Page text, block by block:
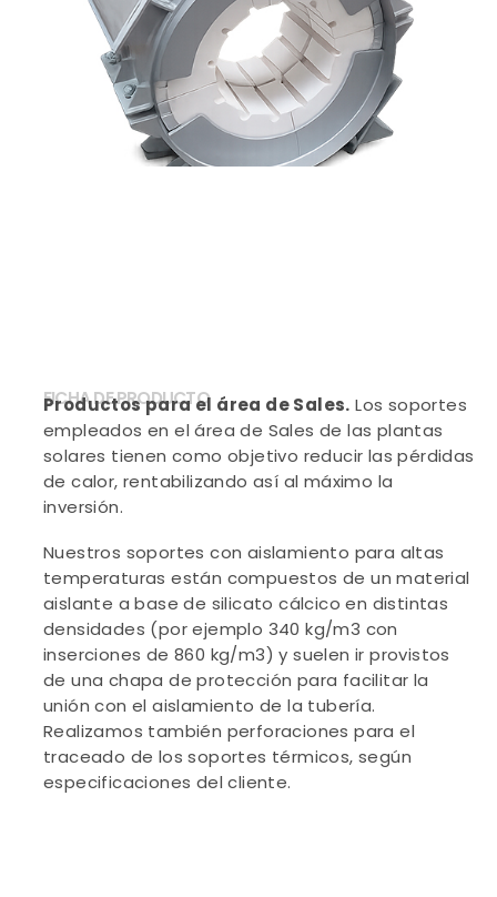
FICHA DE PRODUCTO
Productos para el área de Sales. Los soportes
empleados en el área de Sales de las plantas
solares tienen como objetivo reducir las pérdidas
de calor, rentabilizando así al máximo la
inversión.
Nuestros soportes con aislamiento para altas
temperaturas están compuestos de un material
aislante a base de silicato cálcico en distintas
densidades (por ejemplo 340 kg/m3 con
inserciones de 860 kg/m3) y suelen ir provistos
de una chapa de protección para facilitar la
unión con el aislamiento de la tubería.
Realizamos también perforaciones para el
traceado de los soportes térmicos, según
especificaciones del cliente.